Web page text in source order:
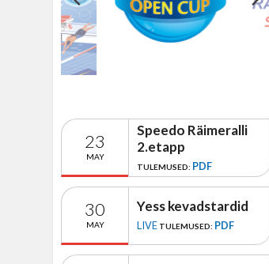
23
MAY
Speedo Räimeralli
2.etapp
TULEMUSED: PDF
30
MAY
Yess kevadstardid
LIVE TULEMUSED: PDF